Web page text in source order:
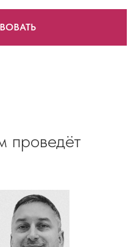
проведёт